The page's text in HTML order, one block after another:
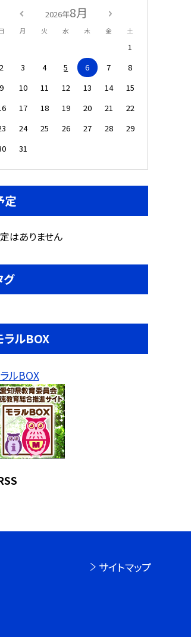
2026年8月
月 火 水 木 金 土
1
2
3 4 5 6 7
8
9
10 11 12 13 14
15
17 18 19 20 21
22
24 25 26 27 28
29
31
定
はありません
グ
ラルBOX
ルBOX
サイトマップ